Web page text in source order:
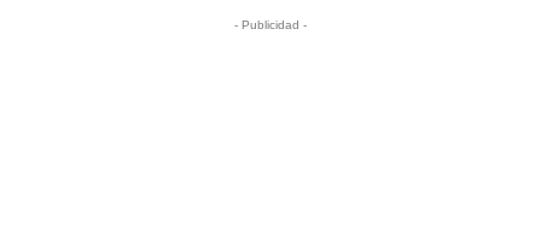
- Publicidad -